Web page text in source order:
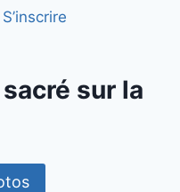
S’inscrire
sur la